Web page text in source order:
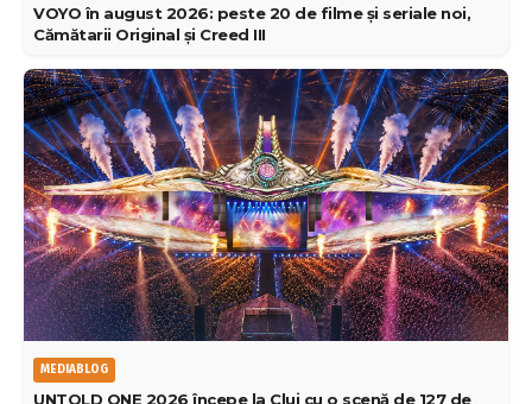
VOYO în august 2026: peste 20 de filme și seriale noi,
Cămătarii Original și Creed III
MEDIABLOG
UNTOLD ONE 2026 începe la Cluj cu o scenă de 127 de